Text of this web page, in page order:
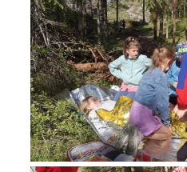
Einsätze